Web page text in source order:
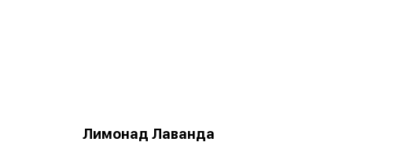
Лимонад Лаванда